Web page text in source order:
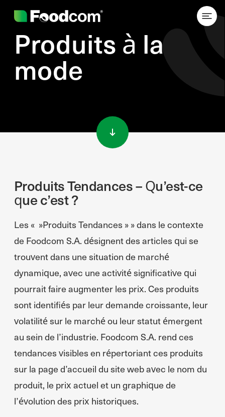
Produits à la
mode
Produits Tendances – Qu’est-ce
que c’est ?
Les « »Produits Tendances » » dans le contexte
de Foodcom S.A. désignent des articles qui se
trouvent dans une situation de marché
dynamique, avec une activité significative qui
pourrait faire augmenter les prix. Ces produits
sont identifiés par leur demande croissante, leur
volatilité sur le marché ou leur statut émergent
au sein de l’industrie. Foodcom S.A. rend ces
tendances visibles en répertoriant ces produits
sur la page d’accueil du site web avec le nom du
produit, le prix actuel et un graphique de
l’évolution des prix historiques.